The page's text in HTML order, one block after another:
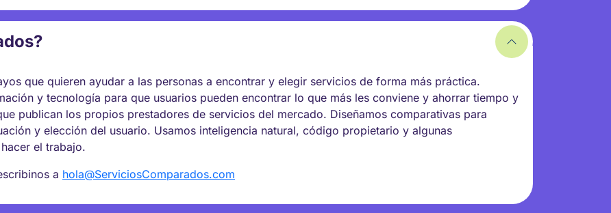
que quieren ayudar a las personas a encontrar y elegir servicios de forma más práctica.
y tecnología para que usuarios pueden encontrar lo que más les conviene y ahorrar tiempo y
publican los propios prestadores de servicios del mercado. Diseñamos comparativas para
y elección del usuario. Usamos inteligencia natural, código propietario y algunas
el trabajo.
a hola@ServiciosComparados.com